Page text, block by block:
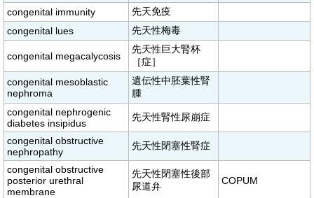
congenital immunity
先天免疫
congenital lues
先天性梅毒
congenital megacalycosis
先天性巨大腎杯
［症］
congenital mesoblastic
nephroma
遺伝性中胚葉性腎
腫
congenital nephrogenic
diabetes insipidus
先天性腎性尿崩症
congenital obstructive
nephropathy
先天性閉塞性腎症
congenital obstructive
posterior urethral
membrane
先天性閉塞性後部
尿道弁
COPUM